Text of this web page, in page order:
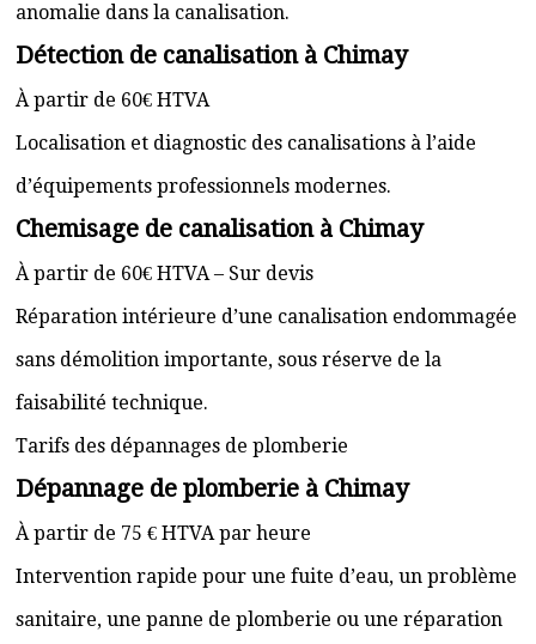
anomalie dans la canalisation.
Détection de canalisation à Chimay
À partir de 60€ HTVA
Localisation et diagnostic des canalisations à l’aide
d’équipements professionnels modernes.
Chemisage de canalisation à Chimay
À partir de 60€ HTVA – Sur devis
Réparation intérieure d’une canalisation endommagée
sans démolition importante, sous réserve de la
faisabilité technique.
Tarifs des dépannages de plomberie
Dépannage de plomberie à Chimay
À partir de 75 € HTVA par heure
Intervention rapide pour une fuite d’eau, un problème
sanitaire, une panne de plomberie ou une réparation